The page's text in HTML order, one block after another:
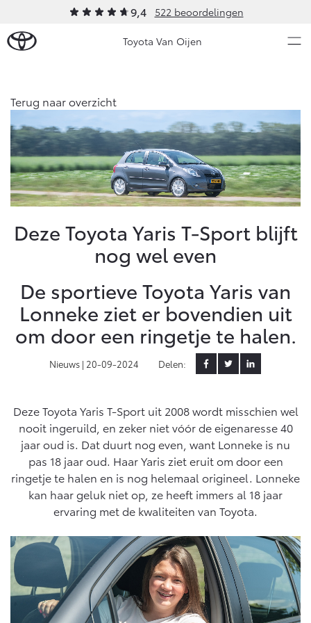
9,4 522 beoordelingen
Toyota Van Oijen
Ons bedrijf
Ons bedrijf
Historie
Verhuur
Contact en Route
Klantbeoordelingen
Modellen
Aygo X
HYBRIDE
Vanaf € 23.750,-
Yaris
HYBRIDE
Vanaf € 27.195,-
Yaris Cross
Vanaf € 31.895,-
Urban Cruiser
BATTERIJ-ELEKTRISCH
Vanaf € 32.995,-
Corolla Hatchback
HYBRIDE
Vanaf € 33.495,-
Corolla Touring Sports
HYBRIDE
Vanaf € 35.495,-
Occasions
Service & Onderhoud
Werkplaatsafspraak
Onderhoud op Maat
Airco check
Vakantiecheck
Hybride Zekerheid Controle
Toyota handleidingen
Toyota Service Informatie (SIL)
Toyota Pechhulp
Schade & Glasherstel
10 jaar Toyota garantie
Diensten
Bereken je maandbedrag
Private Lease voor ZZP
Financieren
Toyota Betaalplan
Oplaadservice
Thuislaadpakketten
Laadpas
Zakelijk
Toyota voor de zaak
Leaserijder
ZZP
Wagenparkbeheer
Leasen
Financial Lease
Operational Lease
Contact en Route
Schade melden
Plan een proefrit
Vraag een brochure aan
Bekijk de verwachte modellen
Terug naar overzicht
Deze Toyota Yaris T-Sport blijft
nog wel even
De sportieve Toyota Yaris van
Lonneke ziet er bovendien uit
om door een ringetje te halen.
Nieuws | 20-09-2024 Delen:
Deze Toyota Yaris T-Sport uit 2008 wordt misschien wel
nooit ingeruild, en zeker niet vóór de eigenaresse 40
jaar oud is. Dat duurt nog even, want Lonneke is nu
pas 18 jaar oud. Haar Yaris ziet eruit om door een
ringetje te halen en is nog helemaal origineel. Lonneke
kan haar geluk niet op, ze heeft immers al 18 jaar
ervaring met de kwaliteiten van Toyota.